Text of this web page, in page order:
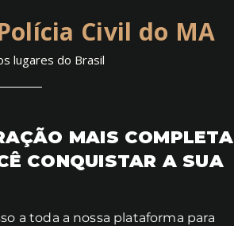
Civil do MA
lugares do Brasil
MAIS COMPLETA
CONQUISTAR A SUA
a toda a nossa plataforma para